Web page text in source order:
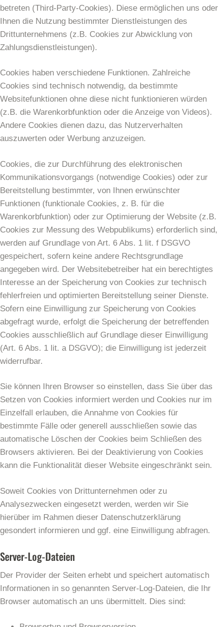
betreten (Third-Party-Cookies). Diese ermöglichen uns oder
Ihnen die Nutzung bestimmter Dienstleistungen des
Drittunternehmens (z.B. Cookies zur Abwicklung von
Zahlungsdienstleistungen).
Cookies haben verschiedene Funktionen. Zahlreiche
Cookies sind technisch notwendig, da bestimmte
Websitefunktionen ohne diese nicht funktionieren würden
(z.B. die Warenkorbfunktion oder die Anzeige von Videos).
Andere Cookies dienen dazu, das Nutzerverhalten
auszuwerten oder Werbung anzuzeigen.
Cookies, die zur Durchführung des elektronischen
Kommunikationsvorgangs (notwendige Cookies) oder zur
Bereitstellung bestimmter, von Ihnen erwünschter
Funktionen (funktionale Cookies, z. B. für die
Warenkorbfunktion) oder zur Optimierung der Website (z.B.
Cookies zur Messung des Webpublikums) erforderlich sind,
werden auf Grundlage von Art. 6 Abs. 1 lit. f DSGVO
gespeichert, sofern keine andere Rechtsgrundlage
angegeben wird. Der Websitebetreiber hat ein berechtigtes
Interesse an der Speicherung von Cookies zur technisch
fehlerfreien und optimierten Bereitstellung seiner Dienste.
Sofern eine Einwilligung zur Speicherung von Cookies
abgefragt wurde, erfolgt die Speicherung der betreffenden
Cookies ausschließlich auf Grundlage dieser Einwilligung
(Art. 6 Abs. 1 lit. a DSGVO); die Einwilligung ist jederzeit
widerrufbar.
Sie können Ihren Browser so einstellen, dass Sie über das
Setzen von Cookies informiert werden und Cookies nur im
Einzelfall erlauben, die Annahme von Cookies für
bestimmte Fälle oder generell ausschließen sowie das
automatische Löschen der Cookies beim Schließen des
Browsers aktivieren. Bei der Deaktivierung von Cookies
kann die Funktionalität dieser Website eingeschränkt sein.
Soweit Cookies von Drittunternehmen oder zu
Analysezwecken eingesetzt werden, werden wir Sie
hierüber im Rahmen dieser Datenschutzerklärung
gesondert informieren und ggf. eine Einwilligung abfragen.
Server-Log-Dateien
Der Provider der Seiten erhebt und speichert automatisch
Informationen in so genannten Server-Log-Dateien, die Ihr
Browser automatisch an uns übermittelt. Dies sind: